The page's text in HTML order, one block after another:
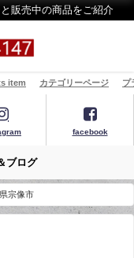
販売中の商品をご紹介
item カテゴリーページ プ
facebook
ブログ
宗像市